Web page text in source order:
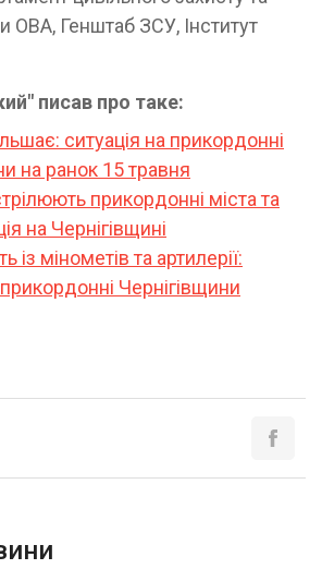
ОВА, Генштаб ЗСУ, Інститут
писав про таке:
ситуація на прикордонні
на ранок 15 травня
прикордонні міста та
на Чернігівщині
із мінометів та артилерії:
Чернігівщини